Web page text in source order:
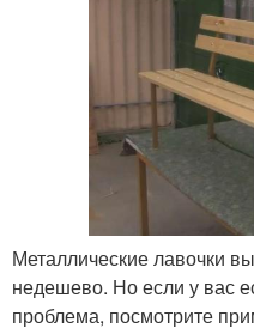
Металлические лавочки
недешево. Но если у вас
проблема, посмотрите